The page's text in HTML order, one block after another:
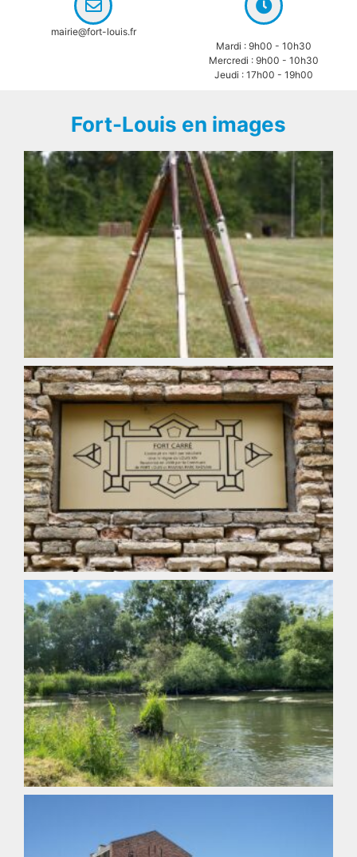
mairie@fort-louis.fr
Mardi : 9h00 - 10h30
Mercredi : 9h00 - 10h30
Jeudi : 17h00 - 19h00
Fort-Louis en images